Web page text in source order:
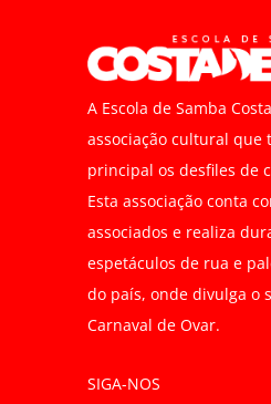
A Escola de Samba
associação cultural que
principal os desfiles de
Esta associação conta
associados e realiza
espetáculos de rua e
do país, onde divulga o
Carnaval de Ovar.
SIGA-NOS